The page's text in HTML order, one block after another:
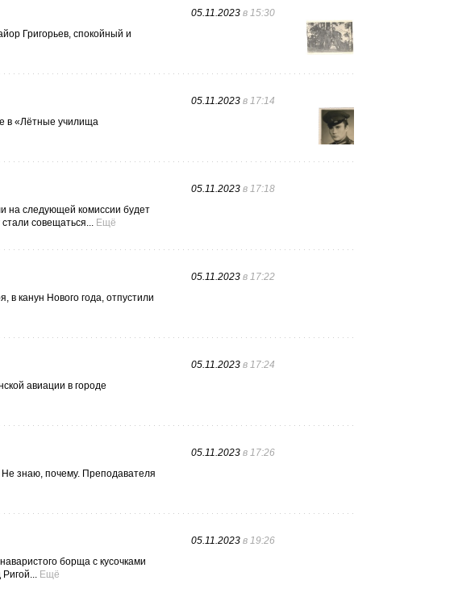
Григорьев, спокойный и
05.11.2023 в 15:30
в «Лётные училища
05.11.2023 в 17:14
на следующей комиссии будет
совещаться... Ещё
05.11.2023 в 17:18
в канун Нового года, отпустили
05.11.2023 в 17:22
авиации в городе
05.11.2023 в 17:24
знаю, почему. Преподавателя
05.11.2023 в 17:26
борща с кусочками
Ещё
05.11.2023 в 19:26